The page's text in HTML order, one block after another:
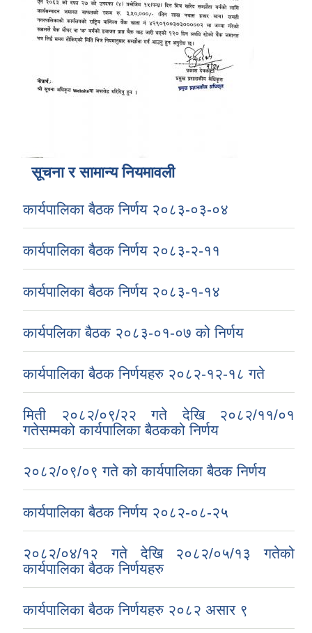
सूचना र सामान्य नियमावली
कार्यपालिका बैठक निर्णय २०८३-०३-०४
कार्यपालिका बैठक निर्णय २०८३-२-११
कार्यपालिका बैठक निर्णय २०८३-१-१४
कार्यपलिका बैठक २०८३-०१-०७ को निर्णय
कार्यपालिका बैठक निर्णयहरु २०८२-१२-१८ गते
मिती २०८२/०९/२२ गते देखि २०८२/११/०१
गतेसम्मको कार्यपालिका बैठकको निर्णय
२०८२/०९/०९ गते को कार्यपालिका बैठक निर्णय
कार्यपालिका बैठक निर्णय २०८२-०८-२५
२०८२/०४/१२ गते देखि २०८२/०५/१३ गतेको
कार्यपालिका बैठक निर्णयहरु
कार्यपालिका बैठक निर्णयहरु २०८२ असार ९